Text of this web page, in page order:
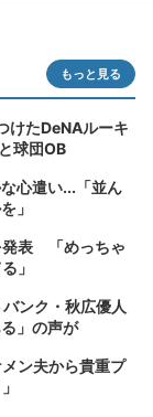
もっと見る
けたDeNAルーキ
球団OB
心遣い...「並ん
」
発表 「めっちゃ
」
ンク・秋広優人
」の声が
ン夫から貴重プ